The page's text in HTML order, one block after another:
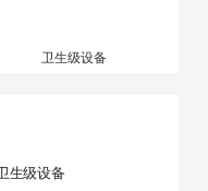
卫生级设备